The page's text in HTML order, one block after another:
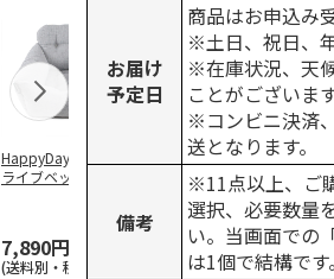
HappyDays 2wayド
ライブベッド グレ
7,890円
(送料別・税込)
獣医師開発 ニオイ
をとる砂専用 猫ト
イレ ナチュラルグ
1,550円
(送料別・税込)
ら
ン
(送
お届け
予定日
商品はお申込み
※土日、祝日、
※在庫状況、天
ことがございま
※コンビニ決済
送となります。
備考
※11点以上、ご
選択、必要数量
い。当画面での
は1個で結構です。